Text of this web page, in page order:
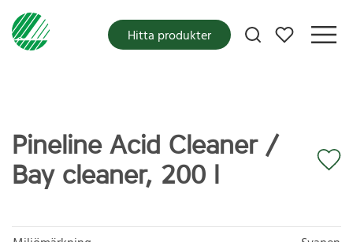
Mina favoriter
Hitta produkter
Pineline Acid Cleaner /
Bay cleaner, 200 l